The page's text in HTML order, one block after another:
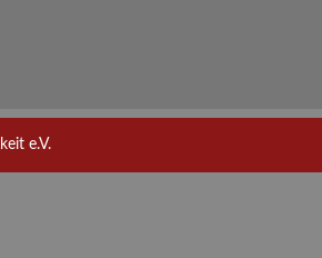
e.V.